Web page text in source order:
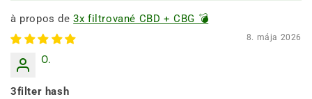
3x filtrované CBD + CBG 💣
8. mája 2026
O.
3filter hash